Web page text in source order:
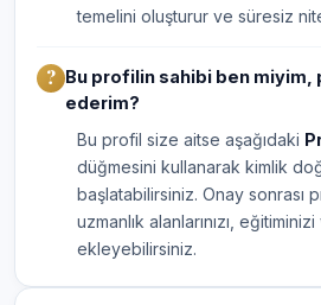
temelini oluşturur ve süresiz
Bu profilin sahibi ben miyim,
ederim?
Bu profil size aitse aşağıdaki
düğmesini kullanarak kimlik
başlatabilirsiniz. Onay sonrası
uzmanlık alanlarınızı,
ekleyebilirsiniz.